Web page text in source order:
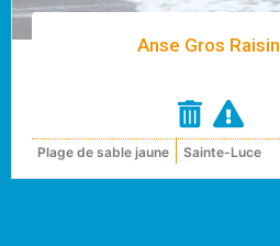
Anse Gros Raisin
Plage de sable jaune Sainte-Luce